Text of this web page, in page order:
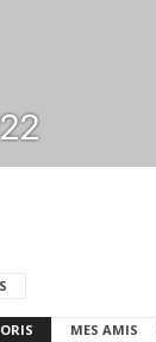
MES AMIS